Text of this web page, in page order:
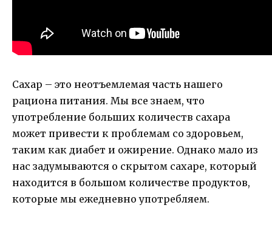
Сахар – это неотъемлемая часть нашего
рациона питания. Мы все знаем, что
употребление больших количеств сахара
может привести к проблемам со здоровьем,
таким как диабет и ожирение. Однако мало из
нас задумываются о скрытом сахаре, который
находится в большом количестве продуктов,
которые мы ежедневно употребляем.